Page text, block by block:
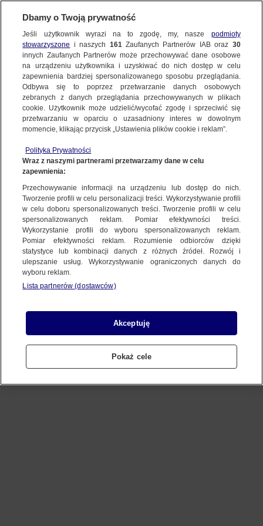
Oops!
Something went wrong. Please try
refreshing the app
Dbamy o Twoją prywatność
Jeśli użytkownik wyrazi na to zgodę, my, nasze podmioty
stowarzyszone i naszych 161Zaufanych Partnerów IAB oraz 30
innych Zaufanych Partnerów może przechowywać dane osobowe
na urządzeniu użytkownika i uzyskiwać do nich dostęp w celu
zapewnienia bardziej spersonalizowanego sposobu przeglądania.
Odbywa się to poprzez przetwarzanie danych osobowych
zebranych z danych przeglądania przechowywanych w plikach
cookie. Użytkownik może udzielić/wycofać zgodę i sprzeciwić się
przetwarzaniu w oparciu o uzasadniony interes w dowolnym
momencie, klikając przycisk „Ustawienia plików cookie i reklam”.
Polityka Prywatności
Wraz z naszymi partnerami przetwarzamy dane w celu
zapewnienia:
Przechowywanie informacji na urządzeniu lub dostęp do nich.
Tworzenie profili w celu personalizacji treści. Wykorzystywanie profili
w celu doboru spersonalizowanych treści. Tworzenie profili w celu
spersonalizowanych reklam. Pomiar efektywności treści.
Wykorzystanie profili do wyboru spersonalizowanych reklam.
Pomiar efektywności reklam. Rozumienie odbiorców dzięki
statystyce lub kombinacji danych z różnych źródeł. Rozwój i
ulepszanie usług. Wykorzystywanie ograniczonych danych do
wyboru reklam.
Lista partnerów (dostawców)
Akceptuję
Pokaż cele